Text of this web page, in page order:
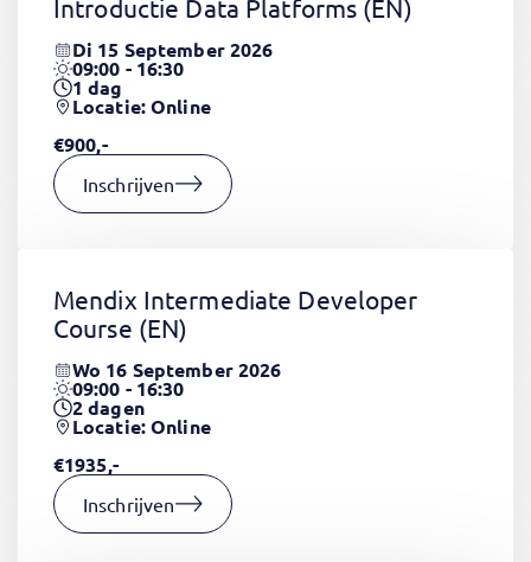
Introductie Data Platforms (EN)
Di 15 September 2026
09:00 - 16:30
1dag
Locatie: Online
€900,-
Inschrijven
Mendix Intermediate Developer
Course (EN)
Wo 16 September 2026
09:00 - 16:30
2dagen
Locatie: Online
€1935,-
Inschrijven